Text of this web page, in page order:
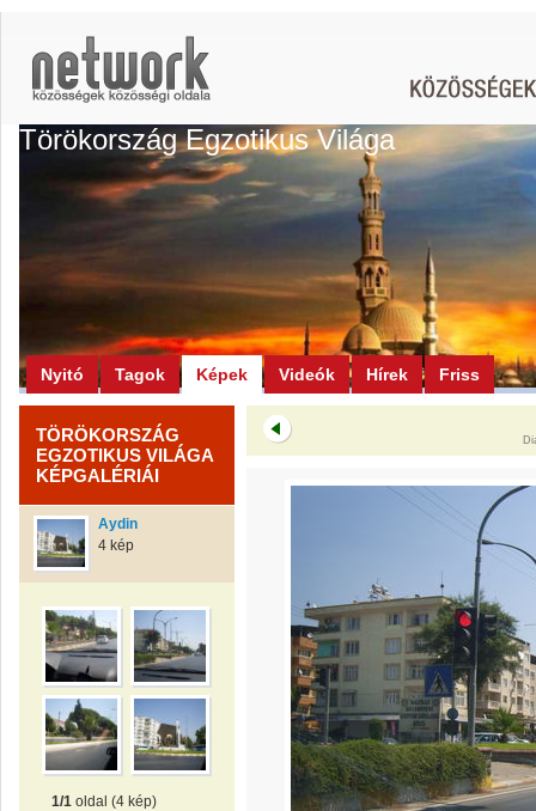
Törökország Egzotikus Világa
Nyitó Tagok Képek Videók Hírek Friss
TÖRÖKORSZÁG
EGZOTIKUS VILÁGA
KÉPGALÉRIÁI
Aydin
4 kép
1/1 oldal (4 kép)